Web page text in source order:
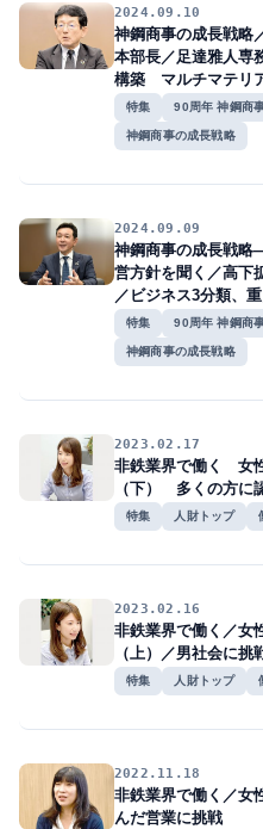
2024.09.10
神鋼商事の成長戦略
本部長／足達雅人専
構築 マルチマテリ
特集 90周年 神鋼商
神鋼商事の成長戦略
2024.09.09
神鋼商事の成長戦
営方針を聞く／高下
／ビジネス3分類、
特集 90周年 神鋼商
神鋼商事の成長戦略
2023.02.17
非鉄業界で働く 女
（下） 多くの方に
特集 人財トップ
2023.02.16
非鉄業界で働く／女
（上）／男社会に挑
特集 人財トップ
2022.11.18
非鉄業界で働く／女
んだ営業に挑戦